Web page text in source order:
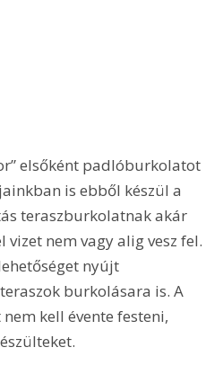
elsőként padlóburkolatot
is ebből készül a
teraszburkolatnak akár
vizet nem vagy alig vesz fel.
nyújt
burkolásara is. A
kell évente festeni,